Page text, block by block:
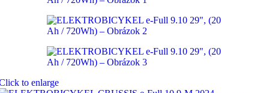
to enlarge